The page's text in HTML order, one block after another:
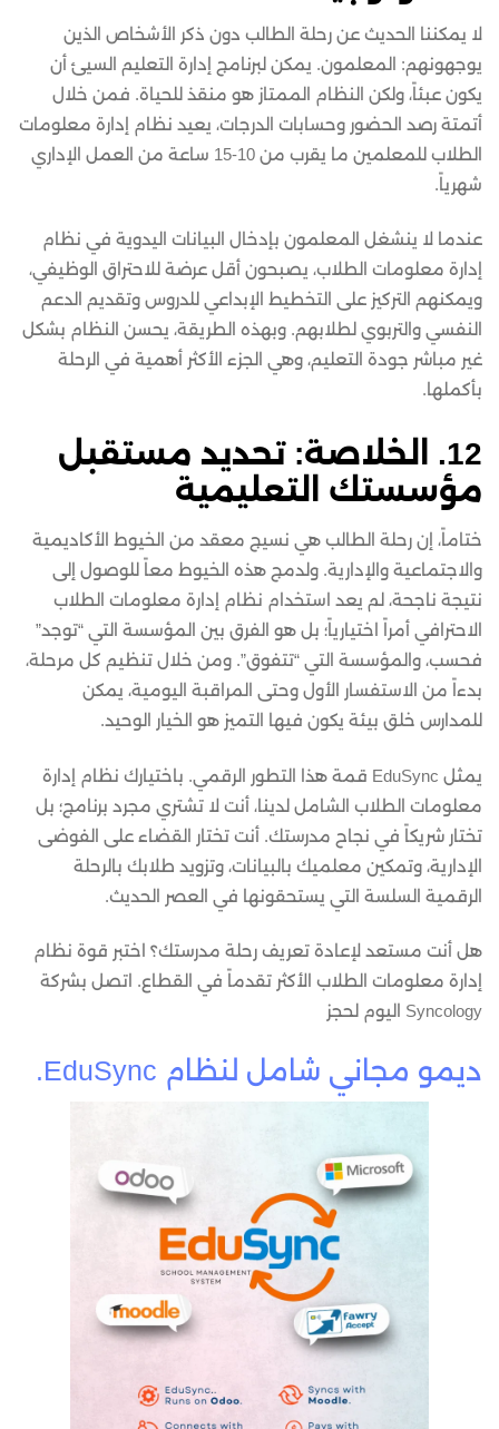
لا يمكننا الحديث عن رحلة الطالب دون ذكر الأشخاص الذين
يوجهونهم: المعلمون. يمكن لبرنامج إدارة التعليم السيئ أن
يكون عبئاً، ولكن النظام الممتاز هو منقذ للحياة. فمن خلال
أتمتة رصد الحضور وحسابات الدرجات، يعيد نظام إدارة معلومات
الطلاب للمعلمين ما يقرب من 10-15 ساعة من العمل الإداري
شهرياً.
عندما لا ينشغل المعلمون بإدخال البيانات اليدوية في نظام
إدارة معلومات الطلاب، يصبحون أقل عرضة للاحتراق الوظيفي،
ويمكنهم التركيز على التخطيط الإبداعي للدروس وتقديم الدعم
النفسي والتربوي لطلابهم. وبهذه الطريقة، يحسن النظام بشكل
غير مباشر جودة التعليم، وهي الجزء الأكثر أهمية في الرحلة
بأكملها.
12. الخلاصة: تحديد مستقبل
مؤسستك التعليمية
ختاماً، إن رحلة الطالب هي نسيج معقد من الخيوط الأكاديمية
والاجتماعية والإدارية. ولدمج هذه الخيوط معاً للوصول إلى
نتيجة ناجحة، لم يعد استخدام نظام إدارة معلومات الطلاب
الاحترافي أمراً اختيارياً؛ بل هو الفرق بين المؤسسة التي “توجد”
فحسب، والمؤسسة التي “تتفوق”. ومن خلال تنظيم كل مرحلة،
بدءاً من الاستفسار الأول وحتى المراقبة اليومية، يمكن
للمدارس خلق بيئة يكون فيها التميز هو الخيار الوحيد.
يمثل EduSync قمة هذا التطور الرقمي. باختيارك نظام إدارة
معلومات الطلاب الشامل لدينا، أنت لا تشتري مجرد برنامج؛ بل
تختار شريكاً في نجاح مدرستك. أنت تختار القضاء على الفوضى
الإدارية، وتمكين معلميك بالبيانات، وتزويد طلابك بالرحلة
الرقمية السلسة التي يستحقونها في العصر الحديث.
هل أنت مستعد لإعادة تعريف رحلة مدرستك؟ اختبر قوة نظام
إدارة معلومات الطلاب الأكثر تقدماً في القطاع. اتصل بشركة
Syncology اليوم لحجز
ديمو مجاني شامل لنظام EduSync.